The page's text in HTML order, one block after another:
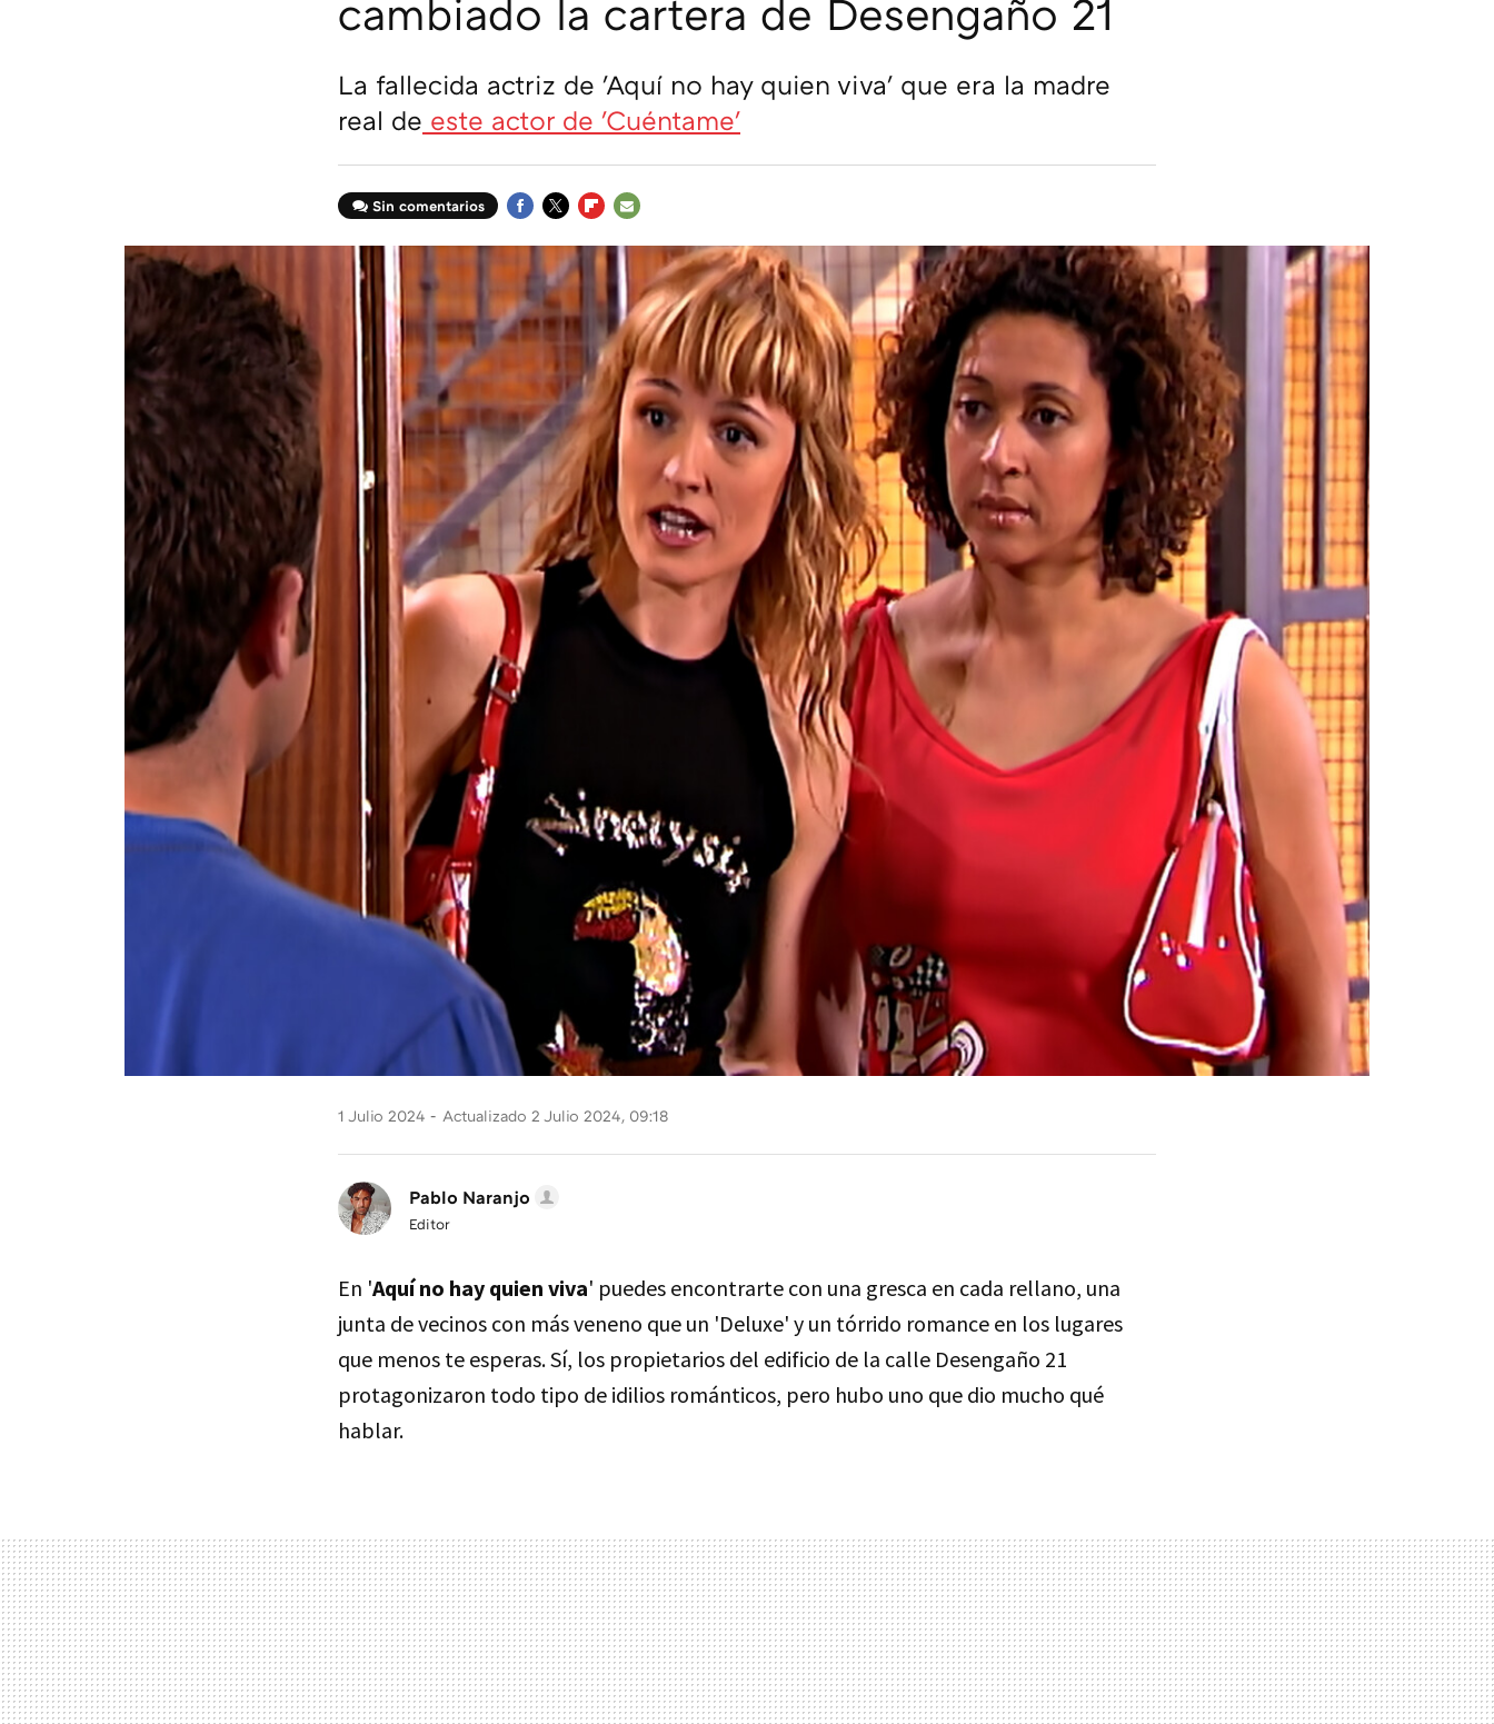
cambiado la cartera de Desengaño 21
La fallecida actriz de 'Aquí no hay quien viva' que era la madre
real de este actor de 'Cuéntame'
Sin comentarios
MAIL
1 Julio 2024 Actualizado 2 Julio 2024, 09:18
Pablo Naranjo
Editor
En 'Aquí no hay quien viva' puedes encontrarte con una gresca en cada rellano, una
junta de vecinos con más veneno que un 'Deluxe' y un tórrido romance en los lugares
que menos te esperas. Sí, los propietarios del edificio de la calle Desengaño 21
protagonizaron todo tipo de idilios románticos, pero hubo uno que dio mucho qué
hablar.